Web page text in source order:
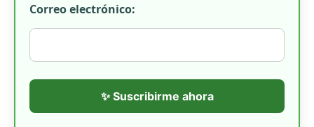
Correo electrónico:
✨ Suscribirme ahora